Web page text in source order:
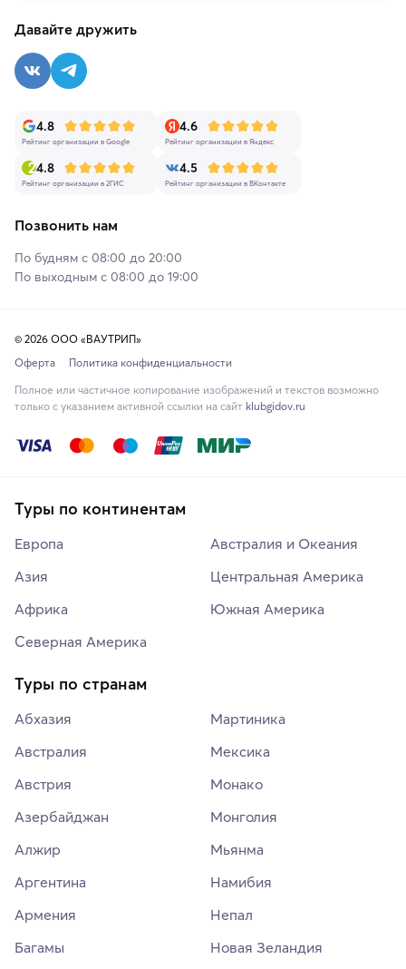
Давайте дружить
4.8
Рейтинг организации в Google
4.6
Рейтинг организации в Яндекс
4.8
Рейтинг организации в 2ГИС
4.5
Рейтинг организации в ВКонтакте
Позвонить нам
По будням с 08:00 до 20:00
По выходным с 08:00 до 19:00
© 2026 ООО «ВАУТРИП»
Оферта
Политика конфиденциальности
Полное или частичное копирование изображений и текстов возможно
только с указанием активной ссылки на сайт klubgidov.ru
Туры по континентам
Европа
Азия
Африка
Северная Америка
Австралия и Океания
Центральная Америка
Южная Америка
Туры по странам
Абхазия
Австралия
Австрия
Азербайджан
Алжир
Аргентина
Армения
Багамы
Мартиника
Мексика
Монако
Монголия
Мьянма
Намибия
Непал
Новая Зеландия